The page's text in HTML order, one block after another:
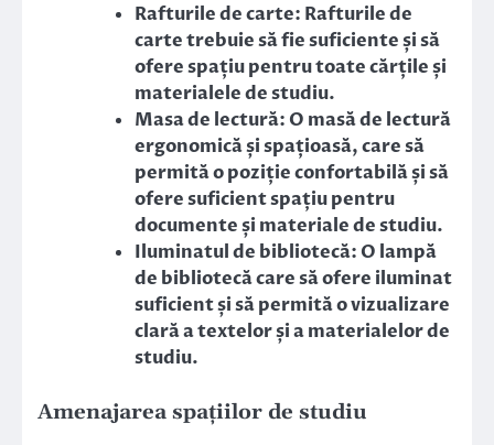
Rafturile de carte: Rafturile de
carte trebuie să fie suficiente și să
ofere spațiu pentru toate cărțile și
materialele de studiu.
Masa de lectură: O masă de lectură
ergonomică și spațioasă, care să
permită o poziție confortabilă și să
ofere suficient spațiu pentru
documente și materiale de studiu.
Iluminatul de bibliotecă: O lampă
de bibliotecă care să ofere iluminat
suficient și să permită o vizualizare
clară a textelor și a materialelor de
studiu.
Amenajarea spațiilor de studiu